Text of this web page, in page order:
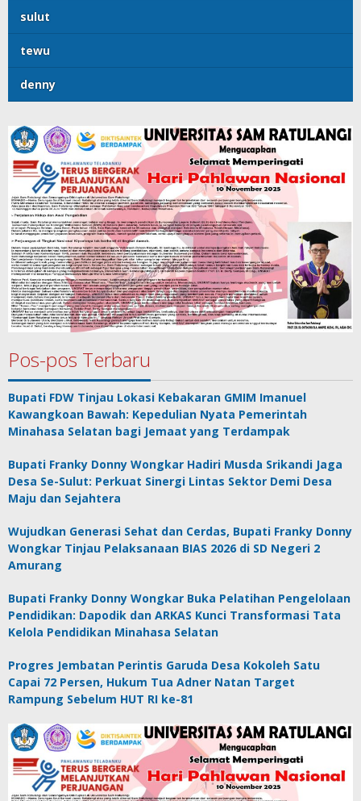
sulut
tewu
denny
Pos-pos Terbaru
Bupati FDW Tinjau Lokasi Kebakaran GMIM Imanuel
Kawangkoan Bawah: Kepedulian Nyata Pemerintah
Minahasa Selatan bagi Jemaat yang Terdampak
Bupati Franky Donny Wongkar Hadiri Musda Srikandi Jaga
Desa Se-Sulut: Perkuat Sinergi Lintas Sektor Demi Desa
Maju dan Sejahtera
Wujudkan Generasi Sehat dan Cerdas, Bupati Franky Donny
Wongkar Tinjau Pelaksanaan BIAS 2026 di SD Negeri 2
Amurang
Bupati Franky Donny Wongkar Buka Pelatihan Pengelolaan
Pendidikan: Dapodik dan ARKAS Kunci Transformasi Tata
Kelola Pendidikan Minahasa Selatan
Progres Jembatan Perintis Garuda Desa Kokoleh Satu
Capai 72 Persen, Hukum Tua Adner Natan Target
Rampung Sebelum HUT RI ke-81